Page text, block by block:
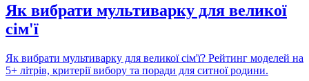
Як вибрати мультиварку для великої
сім'ї
Як вибрати мультиварку для великої сім'ї? Рейтинг моделей на
5+ літрів, критерії вибору та поради для ситної родини.